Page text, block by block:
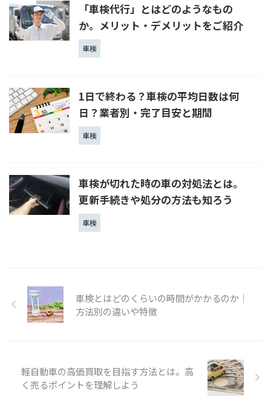
「車検代行」とはどのようなもの
か。メリット・デメリットをご紹介
車検
1日で終わる？車検の平均日数は何
日？業者別・完了目安と期間
車検
車検が切れた時の車の対処法とは。
更新手続きや処分の方法も知ろう
車検
車検とはどのくらいの時間がかかるのか｜
方法別の違いや特徴
軽自動車の高価買取を目指す方法とは。高
く売るポイントを理解しよう